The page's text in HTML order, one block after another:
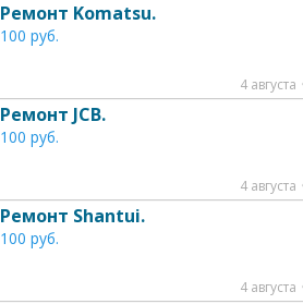
Ремонт Komatsu.
100 руб.
4 августа
Ремонт JCB.
100 руб.
4 августа
Ремонт Shantui.
100 руб.
4 августа